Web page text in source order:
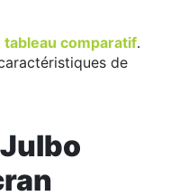
tableau comparatif.
de